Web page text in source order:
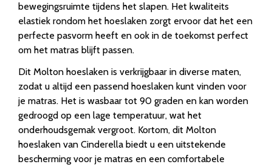
bewegingsruimte tijdens het slapen. Het kwaliteits
elastiek rondom het hoeslaken zorgt ervoor dat het een
perfecte pasvorm heeft en ook in de toekomst perfect
om het matras blijft passen.
Dit Molton hoeslaken is verkrijgbaar in diverse maten,
zodat u altijd een passend hoeslaken kunt vinden voor
je matras. Het is wasbaar tot 90 graden en kan worden
gedroogd op een lage temperatuur, wat het
onderhoudsgemak vergroot. Kortom, dit Molton
hoeslaken van Cinderella biedt u een uitstekende
bescherming voor je matras en een comfortabele